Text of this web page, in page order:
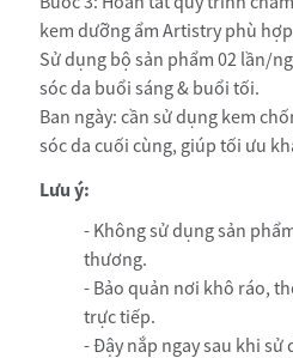
kem dưỡng ẩm Artistry phù
Sử dụng bộ sản phẩm 02 lần/
sóc da buổi sáng & buổi tối.
Ban ngày: cần sử dụng kem
sóc da cuối cùng, giúp tối ưu
Lưu ý:
- Không sử dụng sản
thương.
- Bảo quản nơi khô ráo,
trực tiếp.
- Đậy nắp ngay sau khi sử